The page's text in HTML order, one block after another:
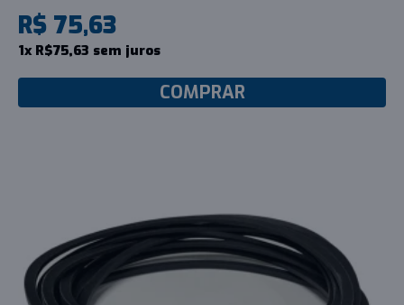
R$ 75,63
1x R$75,63 sem juros
COMPRAR